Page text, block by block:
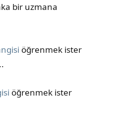
bir uzmana
öğrenmek ister
öğrenmek ister